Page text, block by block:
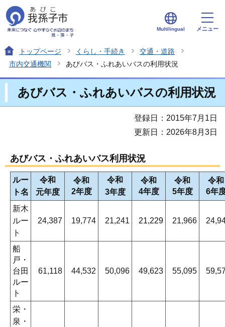
Multilingual メニュー
トップページ くらし・手続き
交通・道路
市内交通機関
あびバス・ふれあいバスの利用状況
あびバス・ふれあいバスの利用状況
登録日：2015年7月1日
更新日：2026年8月3日
あびバス・ふれあいバス利用状況
ルー
ト名
令和
元年度
令和
2年度
令和
3年度
令和
4年度
令和
5年度
令和
6年
新木
ルー
ト
24,387 19,774 21,241 21,229 21,966
船
戸・
台田
ルー
ト
61,118 44,532 50,096 49,623 55,095
栄・
泉・